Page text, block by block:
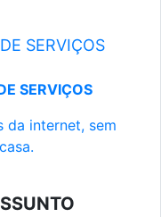
SERVIÇOS
SERVIÇOS
da internet, sem